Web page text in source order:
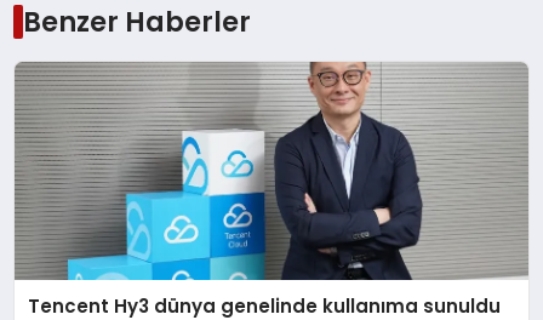
Benzer Haberler
Tencent Hy3 dünya genelinde kullanıma sunuldu